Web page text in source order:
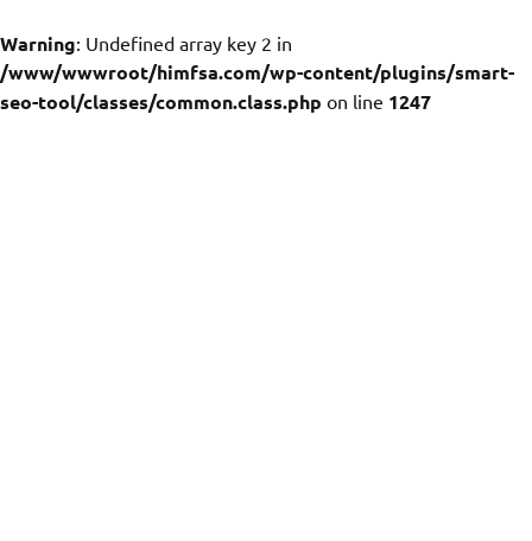
Warning: Undefined array key 2 in
/www/wwwroot/himfsa.com/wp-content/plugins/smart-
seo-tool/classes/common.class.php on line 1247